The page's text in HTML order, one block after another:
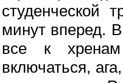
студенческой
минут вперед.
все к хренам
включаться,